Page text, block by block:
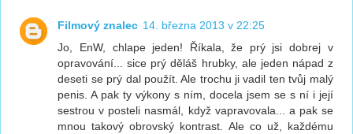
Filmový znalec 14. března 2013 v 22:25
Jo, EnW, chlape jeden! Říkala, že prý jsi dobrej v
opravování... sice prý děláš hrubky, ale jeden nápad z
deseti se prý dal použít. Ale trochu ji vadil ten tvůj malý
penis. A pak ty výkony s ním, docela jsem se s ní i její
sestrou v posteli nasmál, když vapravovala... a pak se
mnou takový obrovský kontrast. Ale co už, každému